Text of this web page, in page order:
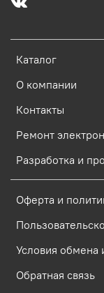
Каталог
О компании
Контакты
Ремонт
Разработка и
Оферта и
Условия обмена
Обратная связь